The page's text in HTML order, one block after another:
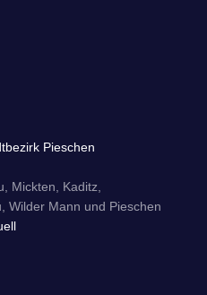
Pieschen
Mickten, Kaditz,
Wilder Mann und Pieschen